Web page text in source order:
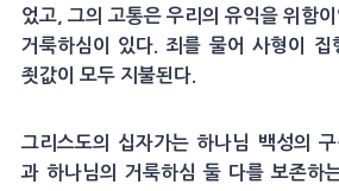
었고, 그의 고통은 우리의 유익을 위함
거룩하심이 있다. 죄를 물어 사형이 집
죗값이 모두 지불된다.
그리스도의 십자가는 하나님 백성의
과 하나님의 거룩하심 둘 다를 보존하